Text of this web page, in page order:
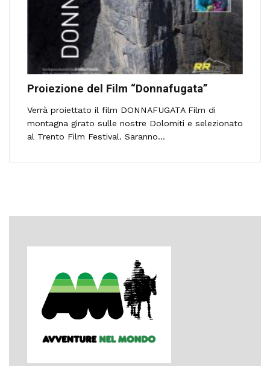
Proiezione del Film “Donnafugata”
Verrà proiettato il film DONNAFUGATA Film di
montagna girato sulle nostre Dolomiti e selezionato
al Trento Film Festival. Saranno...